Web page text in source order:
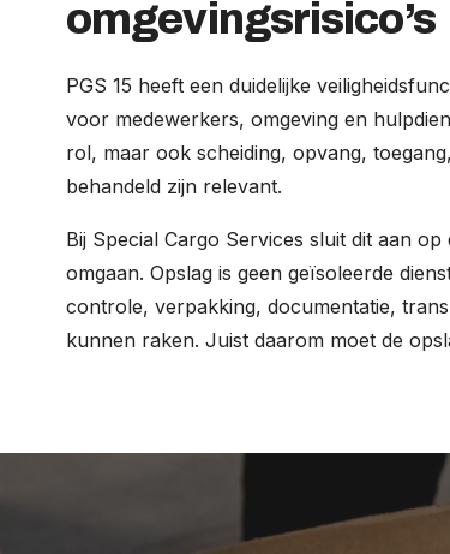
omgevingsrisico’s
PGS 15 heeft een duidelijke
voor medewerkers, omgeving en
rol, maar ook scheiding, opvang,
behandeld zijn relevant.
Bij Special Cargo Services sluit dit aan
omgaan. Opslag is geen geïsoleerde
controle, verpakking, documentatie,
kunnen raken. Juist daarom moet de